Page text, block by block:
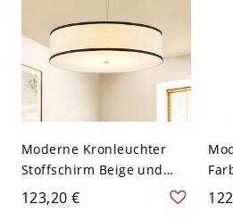
Moderne Kronleuchter
Stoffschirm Beige und
Schwarz Trommel
Deckenanhänger, 16"
123,20 €